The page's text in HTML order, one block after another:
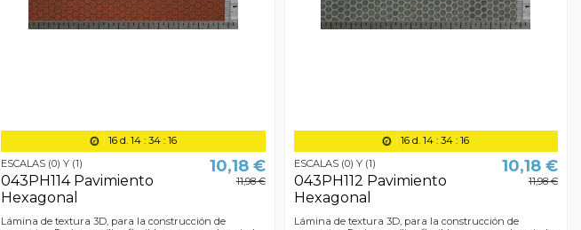
16d. 14: 34: 15
ESCALAS (0) Y (1)
043PH114 Pavimiento
Hexagonal
10,18 €
11,98 €
Lámina de textura 3D, para la construcción de
16 d. 14 :34 :15
ESCALAS (0) Y (1)
043PH112 Pavimiento
Hexagonal
10,18 €
11,98 €
Lámina de textura 3D, para la construcción de